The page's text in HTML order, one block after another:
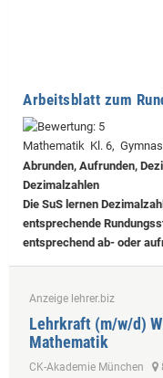
Arbeitsblatt zum
Mathematik Kl. 6,
Abrunden, Aufrunden,
Dezimalzahlen
Die SuS lernen
entsprechende
entsprechend ab- oder
Anzeige lehrer.biz
Lehrkraft (m/w/d)
Mathematik
CK-Akademie München